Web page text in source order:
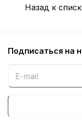
Назад к
Подписаться на